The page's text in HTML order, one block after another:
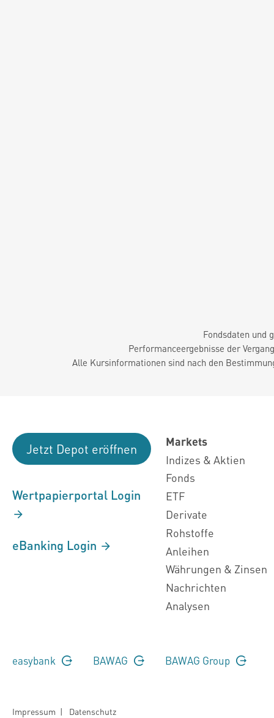
Fondsdaten und
Performanceergebnisse der
Alle Kursinformationen sind nach den
Jetzt Depot eröffnen
Wertpapierportal Login
eBanking Login
Markets
Indizes & Aktien
Fonds
ETF
Derivate
Rohstoffe
Anleihen
Währungen & Zinsen
Nachrichten
Analysen
easybank BAWAG BAWAG Group
Impressum | Datenschutz